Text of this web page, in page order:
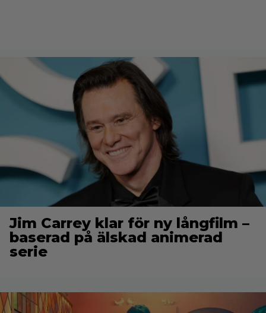
Jim Carrey klar för ny långfilm –
baserad på älskad animerad
serie